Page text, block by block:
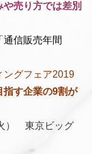
売り方では差別
売年間
ングフェア2019
指す企業の9割が
京ビッグ